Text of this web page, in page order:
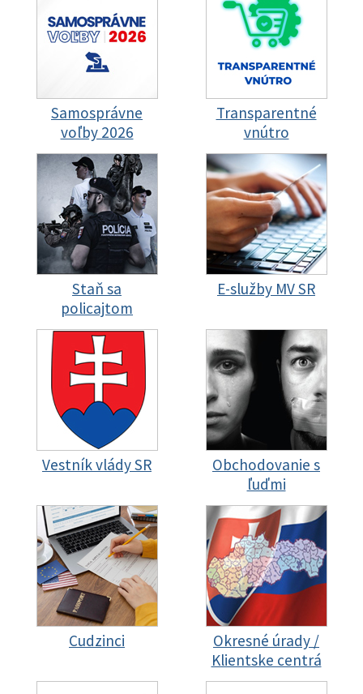
Samosprávne
voľby 2026
Transparentné
vnútro
Staň sa
policajtom
E-služby MV SR
Vestník vlády SR
Obchodovanie s
ľuďmi
Cudzinci
Okresné úrady /
Klientske centrá